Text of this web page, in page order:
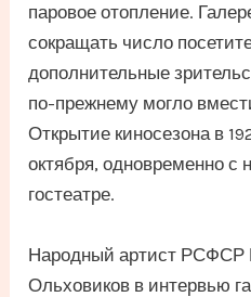
паровое отопление.
сокращать число
дополнительные
по-прежнему могло
Открытие киносезона в
октября, одновременно с
гостеатре.
Народный артист РСФСР
Ольховиков в интервью